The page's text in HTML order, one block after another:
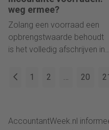
weg ermee?
Zolang een voorraad een
opbrengstwaarde behoudt
is het volledig afschrijven in
accountancystandaarden.
saneren is dus voordeliger,
1 2 … 20
AccountantWeek.nl